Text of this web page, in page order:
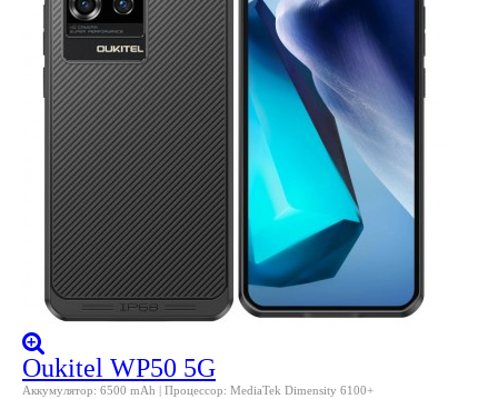
Oukitel WP50 5G
Аккумулятор: 6500 mAh | Процессор: MediaTek Dimensity 6100+